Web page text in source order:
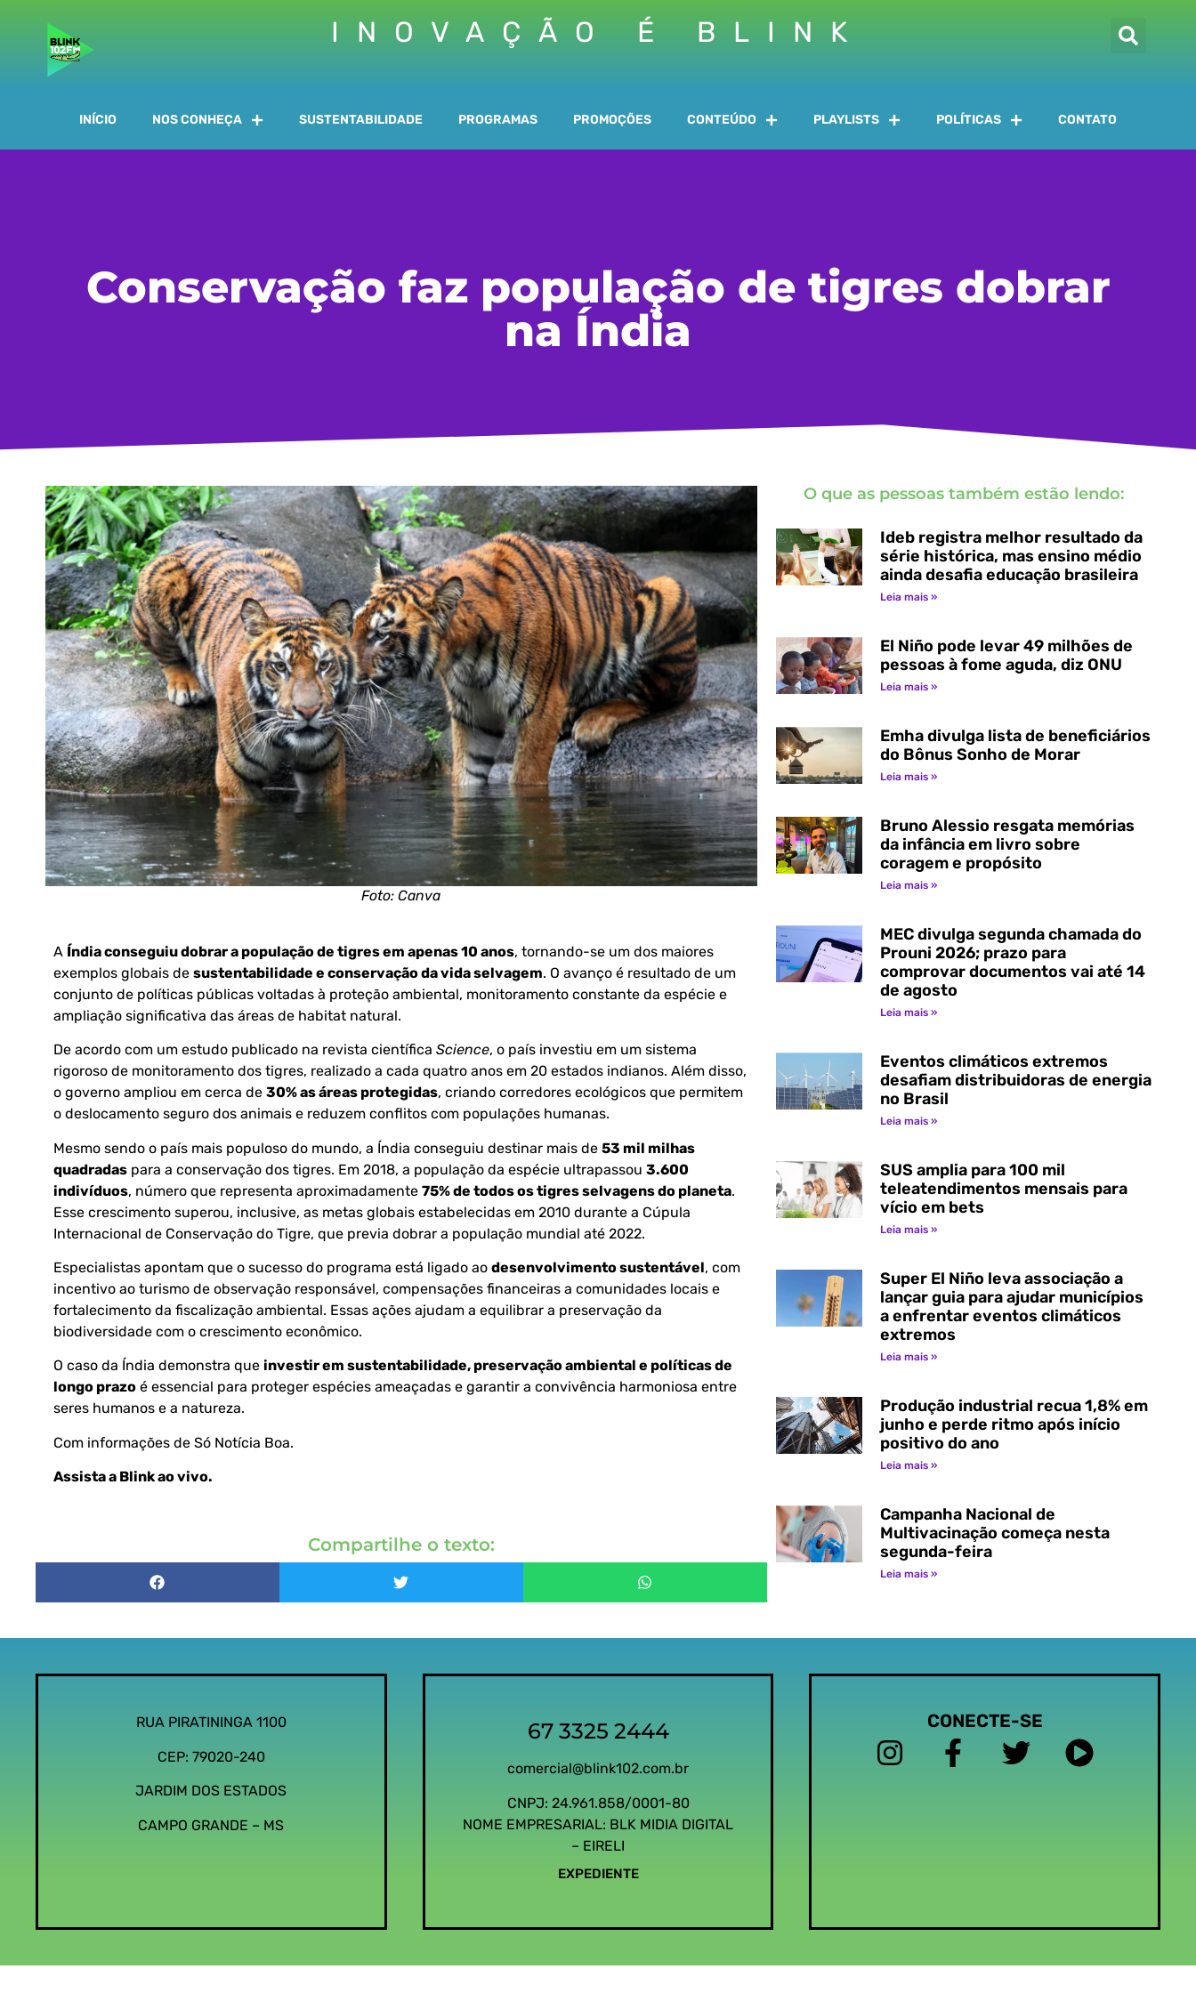
INOVAÇÃO É BLINK
INÍCIO NOS CONHEÇA SUSTENTABILIDADE PROGRAMAS PROMOÇÕES CONTEÚDO PLAYLISTS POLÍTICAS CONTATO
Conservação faz população de tigres dobrar
na Índia
Foto: Canva
A Índia conseguiu dobrar a população de tigres em apenas 10 anos, tornando-se um dos maiores
exemplos globais de sustentabilidade e conservação da vida selvagem. O avanço é resultado de um
conjunto de políticas públicas voltadas à proteção ambiental, monitoramento constante da espécie e
ampliação significativa das áreas de habitat natural.
De acordo com um estudo publicado na revista científica Science, o país investiu em um sistema
rigoroso de monitoramento dos tigres, realizado a cada quatro anos em 20 estados indianos. Além disso,
o governo ampliou em cerca de 30% as áreas protegidas, criando corredores ecológicos que permitem
o deslocamento seguro dos animais e reduzem conflitos com populações humanas.
Mesmo sendo o país mais populoso do mundo, a Índia conseguiu destinar mais de 53 mil milhas
quadradas para a conservação dos tigres. Em 2018, a população da espécie ultrapassou 3.600
indivíduos, número que representa aproximadamente 75% de todos os tigres selvagens do planeta.
Esse crescimento superou, inclusive, as metas globais estabelecidas em 2010 durante a Cúpula
Internacional de Conservação do Tigre, que previa dobrar a população mundial até 2022.
Especialistas apontam que o sucesso do programa está ligado ao desenvolvimento sustentável, com
incentivo ao turismo de observação responsável, compensações financeiras a comunidades locais e
fortalecimento da fiscalização ambiental. Essas ações ajudam a equilibrar a preservação da
biodiversidade com o crescimento econômico.
O caso da Índia demonstra que investir em sustentabilidade, preservação ambiental e políticas de
longo prazo é essencial para proteger espécies ameaçadas e garantir a convivência harmoniosa entre
seres humanos e a natureza.
Com informações de Só Notícia Boa.
Assista a Blink ao vivo.
Compartilhe o texto:
O que as pessoas também estão lendo:
Ideb registra melhor resultado da
série histórica, mas ensino médio
ainda desafia educação brasileira
Leia mais »
El Niño pode levar 49 milhões de
pessoas à fome aguda, diz ONU
Leia mais »
Emha divulga lista de beneficiários
do Bônus Sonho de Morar
Leia mais »
Bruno Alessio resgata memórias
da infância em livro sobre
coragem e propósito
Leia mais »
MEC divulga segunda chamada do
Prouni 2026; prazo para
comprovar documentos vai até 14
de agosto
Leia mais »
Eventos climáticos extremos
desafiam distribuidoras de energia
no Brasil
Leia mais »
SUS amplia para 100 mil
teleatendimentos mensais para
vício em bets
Leia mais »
Super El Niño leva associação a
lançar guia para ajudar municípios
a enfrentar eventos climáticos
extremos
Leia mais »
Produção industrial recua 1,8% em
junho e perde ritmo após início
positivo do ano
Leia mais »
Campanha Nacional de
Multivacinação começa nesta
segunda-feira
Leia mais »
RUA PIRATININGA 1100
CEP: 79020-240
JARDIM DOS ESTADOS
CAMPO GRANDE – MS
67 3325 2444
comercial@blink102.com.br
CNPJ: 24.961.858/0001-80
NOME EMPRESARIAL: BLK MIDIA DIGITAL
– EIRELI
EXPEDIENTE
CONECTE-SE